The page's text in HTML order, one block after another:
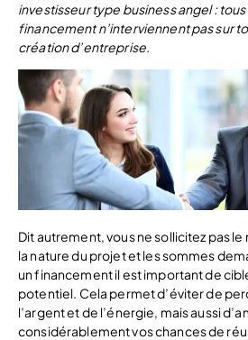
investisseur type business angel :
financement n’interviennent pas sur
création d’entreprise.
Dit autrement, vous ne sollicitez pas
la nature du projet et les sommes
un financement il est important de
potentiel. Cela permet d’éviter de
l’argent et de l’énergie, mais aussi
considérablement vos chances de